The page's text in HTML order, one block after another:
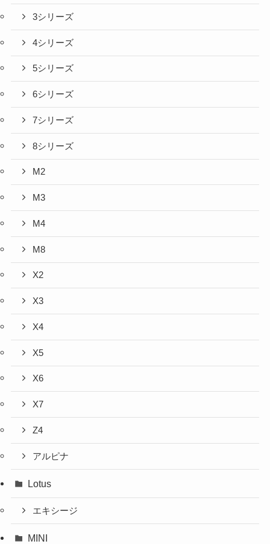
3シリーズ
4シリーズ
5シリーズ
6シリーズ
7シリーズ
8シリーズ
M2
M3
M4
M8
X2
X3
X4
X5
X6
X7
Z4
アルピナ
Lotus
エキシージ
MINI